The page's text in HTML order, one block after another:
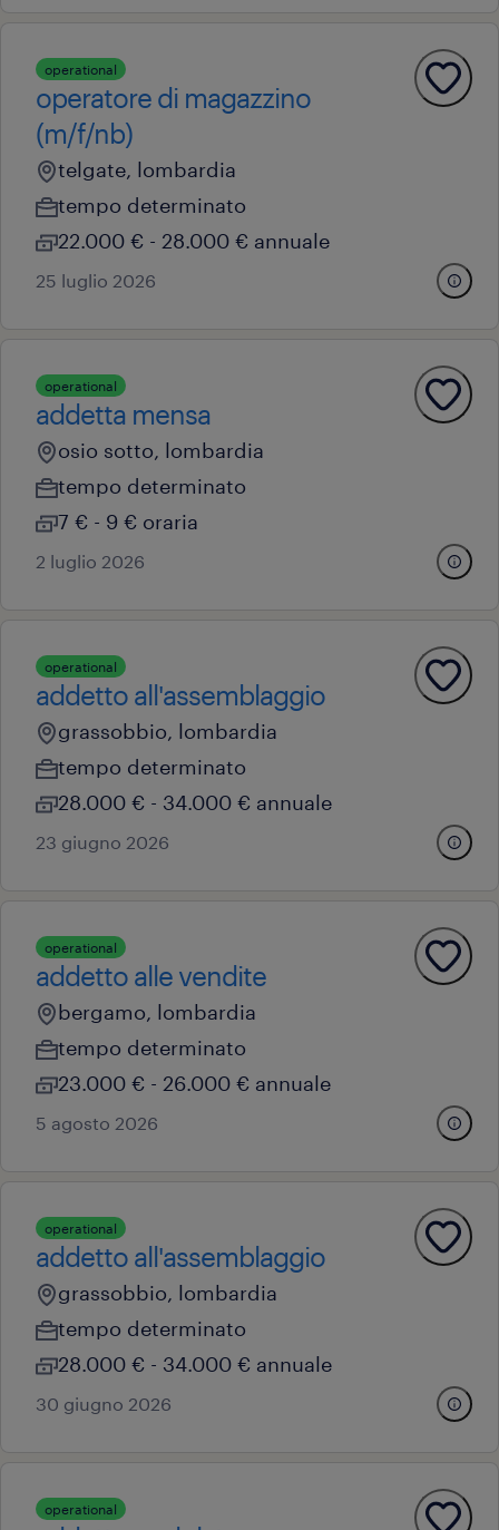
operational
operatore di magazzino
(m/f/nb)
telgate, lombardia
tempo determinato
22.000 € - 28.000 € annuale
25 luglio 2026
operational
addetta mensa
osio sotto, lombardia
tempo determinato
7 € - 9 € oraria
2 luglio 2026
operational
addetto all'assemblaggio
grassobbio, lombardia
tempo determinato
28.000 € - 34.000 € annuale
23 giugno 2026
operational
addetto alle vendite
bergamo, lombardia
tempo determinato
23.000 € - 26.000 € annuale
5 agosto 2026
operational
addetto all'assemblaggio
grassobbio, lombardia
tempo determinato
28.000 € - 34.000 € annuale
30 giugno 2026
operational